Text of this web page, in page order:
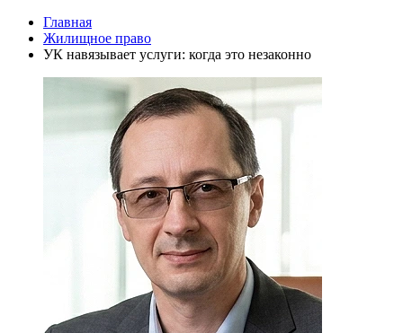
Главная
Жилищное право
УК навязывает услуги: когда это незаконно